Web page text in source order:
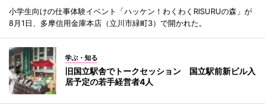
小学生向けの仕事体験イベント「ハッケン！わくわくRISURUの森」が
8月1日、多摩信用金庫本店（立川市緑町3）で開かれた。
学ぶ・知る
旧国立駅舎でトークセッション 国立駅前新ビル入
居予定の若手経営者4人